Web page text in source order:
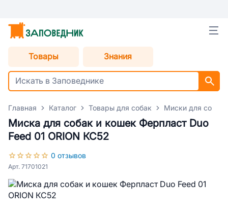
Товары Знания
Главная Каталог Товары для собак Миски для собак
Миска для собак и кошек Ферпласт Duo
Feed 01 ORION КС52
0 отзывов
Арт. 71701021